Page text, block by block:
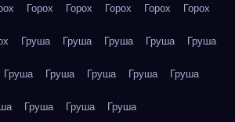
Горох Горох Горох Горох Горох
Груша Груша Груша Груша Груша
Груша Груша Груша Груша Груша
Груша Груша Груша